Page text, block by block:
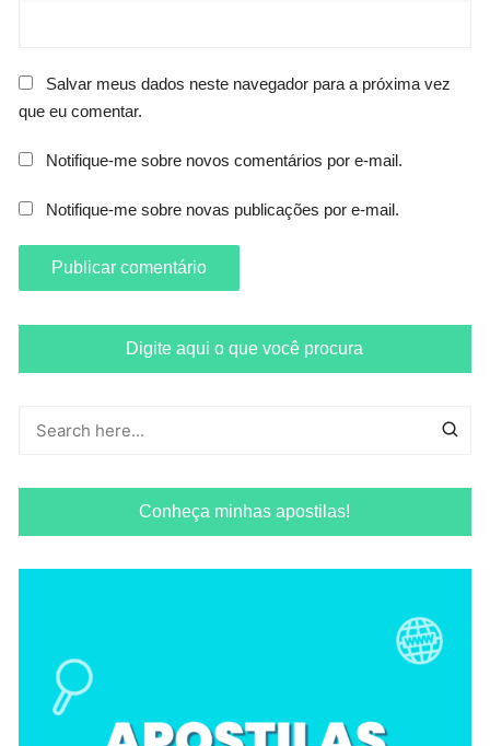
Salvar meus dados neste navegador para a próxima vez
que eu comentar.
Notifique-me sobre novos comentários por e-mail.
Notifique-me sobre novas publicações por e-mail.
Digite aqui o que você procura
Conheça minhas apostilas!